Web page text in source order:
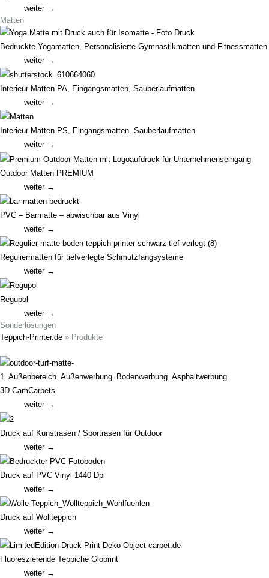
weiter →
Matten
Bedruckte Yogamatten, Personalisierte Gymnastikmatten und Fitnessmatten
weiter →
Interieur Matten PA, Eingangsmatten, Sauberlaufmatten
weiter →
Interieur Matten PS, Eingangsmatten, Sauberlaufmatten
weiter →
Outdoor Matten PREMIUM
weiter →
PVC – Barmatte – abwischbar aus Vinyl
weiter →
Reguliermatten für tiefverlegte Schmutzfangsysteme
weiter →
Regupol
weiter →
Sonderlösungen
Teppich-Printer.de » Produkte
3D CamCarpets
weiter →
Druck auf Kunstrasen / Sportrasen für Outdoor
weiter →
Druck auf PVC Vinyl 1440 Dpi
weiter →
Druck auf Wollteppich
weiter →
Fluoreszierende Teppiche Gloprint
weiter →